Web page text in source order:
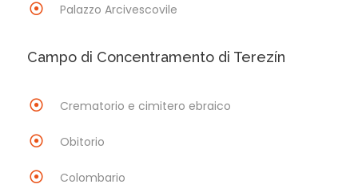
Palazzo Arcivescovile
Campo di Concentramento di Terezín
Crematorio e cimitero ebraico
Obitorio
Colombario